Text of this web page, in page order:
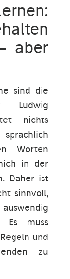
aber
sind die
Ludwig
nichts
Worten
in der
Daher ist
sinnvoll,
Es muss
und
zu